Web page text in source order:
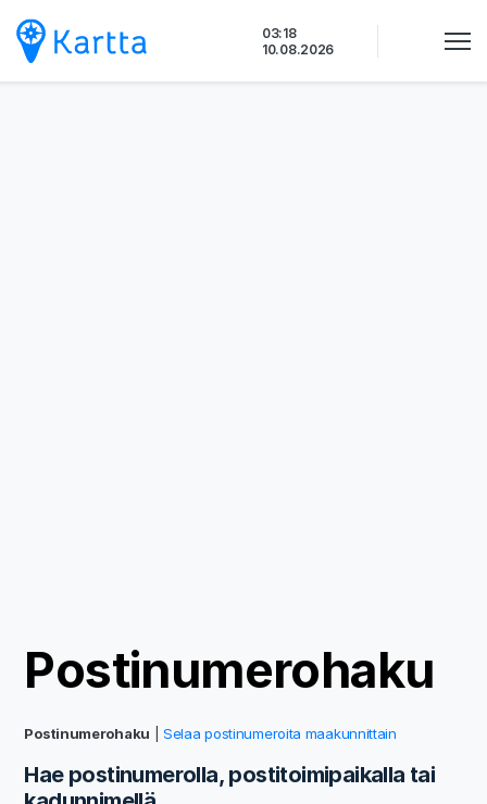
sisältöön
03:18
10.08.2026
Postinumerohaku
Postinumerohaku |Selaa postinumeroita maakunnittain
Hae postinumerolla, postitoimipaikalla tai